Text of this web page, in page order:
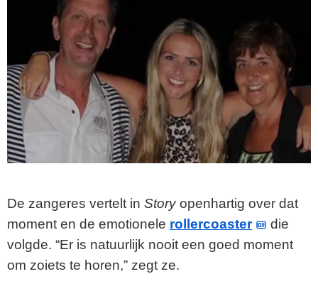
De zangeres vertelt in Storyopenhartig over dat
moment en de emotionele rollercoaster
die
volgde. “Er is natuurlijk nooit een goed moment
om zoiets te horen,” zegt ze.